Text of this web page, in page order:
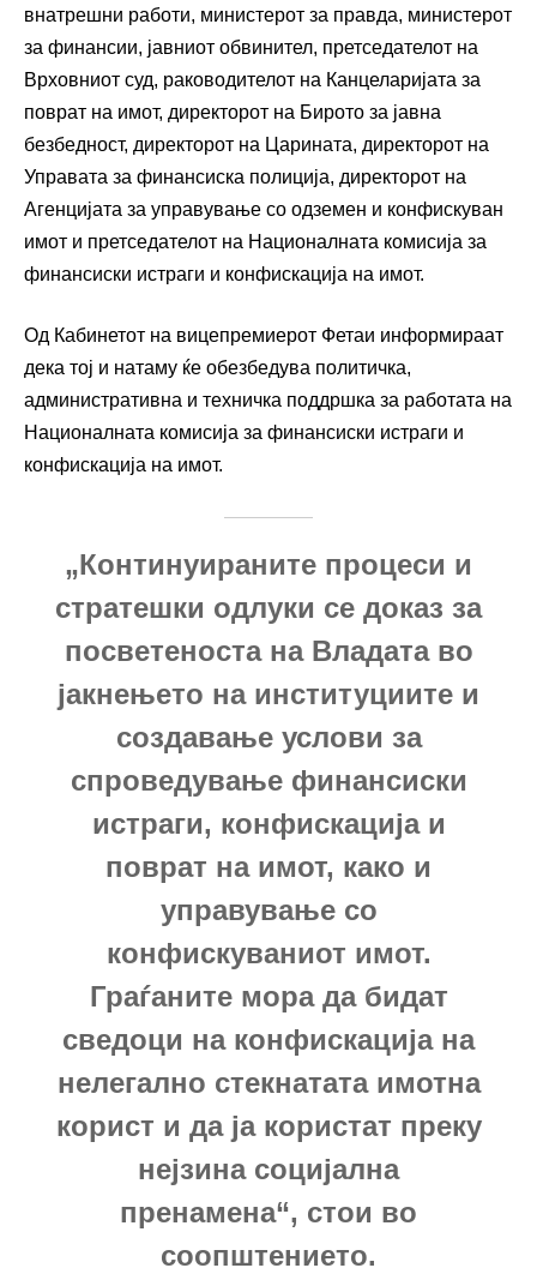
внатрешни работи, министерот за правда, министерот
за финансии, јавниот обвинител, претседателот на
Врховниот суд, раководителот на Канцеларијата за
поврат на имот, директорот на Бирото за јавна
безбедност, директорот на Царината, директорот на
Управата за финансиска полиција, директорот на
Агенцијата за управување со одземен и конфискуван
имот и претседателот на Националната комисија за
финансиски истраги и конфискација на имот.
Од Кабинетот на вицепремиерот Фетаи информираат
дека тој и натаму ќе обезбедува политичка,
административна и техничка поддршка за работата на
Националната комисија за финансиски истраги и
конфискација на имот.
„Континуираните процеси и
стратешки одлуки се доказ за
посветеноста на Владата во
јакнењето на институциите и
создавање услови за
спроведување финансиски
истраги, конфискација и
поврат на имот, како и
управување со
конфискуваниот имот.
Граѓаните мора да бидат
сведоци на конфискација на
нелегално стекнатата имотна
корист и да ја користат преку
нејзина социјална
пренамена“, стои во
соопштението.